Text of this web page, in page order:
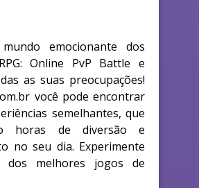
emocionante dos
Online PvP Battle e
as suas preocupações!
você pode encontrar
semelhantes, que
horas de diversão e
no seu dia. Experimente
dos melhores jogos de